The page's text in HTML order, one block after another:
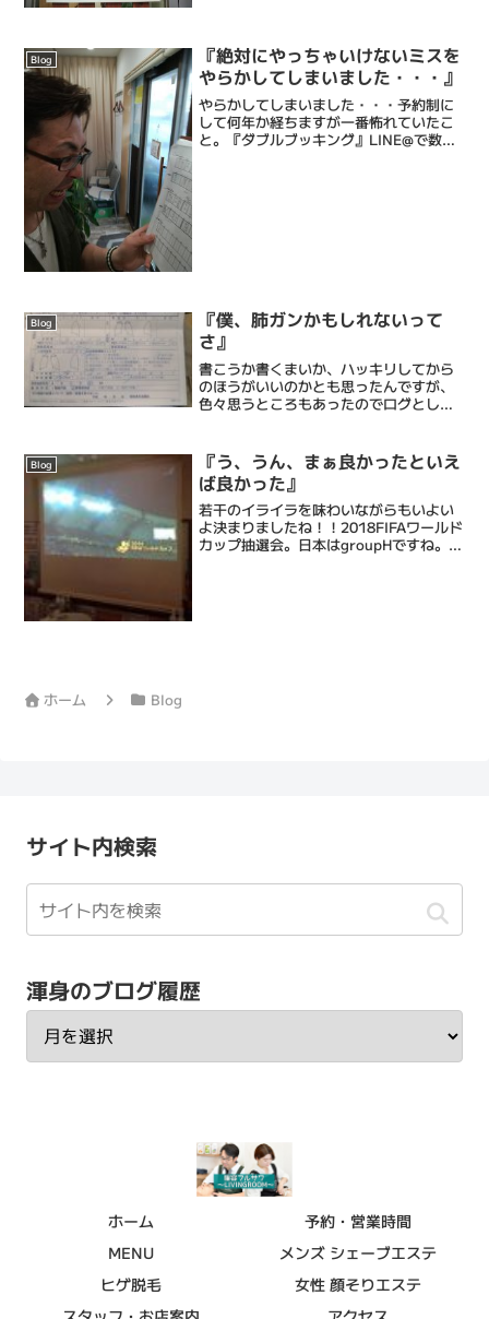
どうでもよくなっ...
Blog
『絶対にやっちゃいけないミスを
やらかしてしまいました・・・』
やらかしてしまいました・・・予約制に
して何年か経ちますが一番怖れていたこ
と。『ダブルブッキング』LINE@で数日
Blog
『僕、肺ガンかもしれないって
さ』
書こうか書くまいか、ハッキリしてから
のほうがいいのかとも思ったんですが、
色々思うところもあったのでログとして
腸のガン検診でした。結果は2ヶ月後くら
いと言われていたのです...
Blog
『う、うん、まぁ良かったといえ
ば良かった』
若干のイライラを味わいながらもいよい
よ決まりましたね！！2018FIFAワールド
カップ抽選会。日本はgroupHですね。最
ホーム Blog
サイト内検索
渾身のブログ履歴
ホーム
予約・営業時間
MENU
メンズ シェーブエステ
ヒゲ脱毛
女性 顔そりエステ